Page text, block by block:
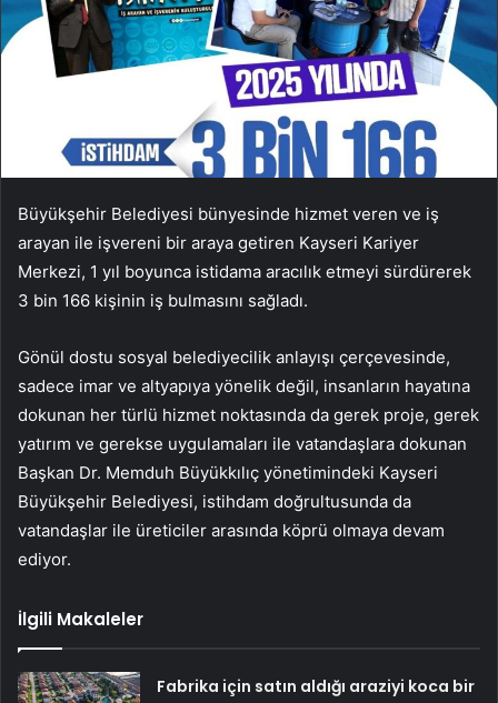
Büyükşehir Belediyesi bünyesinde hizmet veren ve iş
arayan ile işvereni bir araya getiren Kayseri Kariyer
Merkezi, 1 yıl boyunca istidama aracılık etmeyi sürdürerek
3 bin 166 kişinin iş bulmasını sağladı.
Gönül dostu sosyal belediyecilik anlayışı çerçevesinde,
sadece imar ve altyapıya yönelik değil, insanların hayatına
dokunan her türlü hizmet noktasında da gerek proje, gerek
yatırım ve gerekse uygulamaları ile vatandaşlara dokunan
Başkan Dr. Memduh Büyükkılıç yönetimindeki Kayseri
Büyükşehir Belediyesi, istihdam doğrultusunda da
vatandaşlar ile üreticiler arasında köprü olmaya devam
ediyor.
İlgili Makaleler
Fabrika için satın aldığı araziyi koca bir